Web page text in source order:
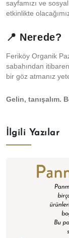
sayfamızı ve
etkinlikte
📍 Nerede?
Feriköy Organik
sabahından
bir göz atmanız
Gelin, tanışalım.
İlgili Yazılar